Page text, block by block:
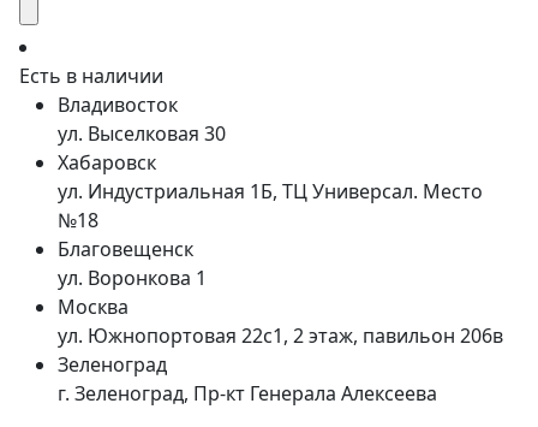
Есть в наличии
Владивосток
ул. Выселковая 30
Хабаровск
ул. Индустриальная 1Б, ТЦ Универсал. Место
№18
Благовещенск
ул. Воронкова 1
Москва
ул. Южнопортовая 22с1, 2 этаж, павильон 206в
Зеленоград
г. Зеленоград, Пр-кт Генерала Алексеева